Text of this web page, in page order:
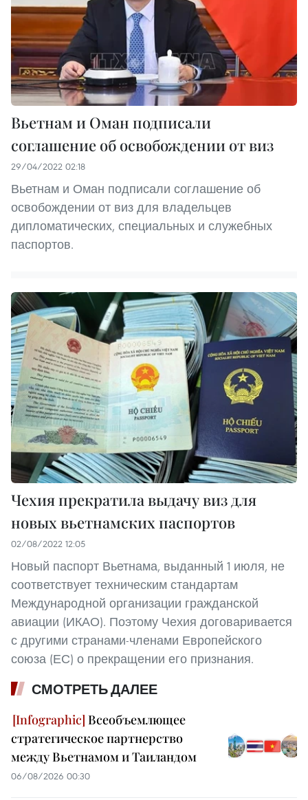
Вьетнам и Оман подписали
соглашение об освобождении от виз
29/04/2022 02:18
Вьетнам и Оман подписали соглашение об
освобождении от виз для владельцев
дипломатических, специальных и служебных
паспортов.
Чехия прекратила выдачу виз для
новых вьетнамских паспортов
02/08/2022 12:05
Новый паспорт Вьетнама, выданный 1 июля, не
соответствует техническим стандартам
Международной организации гражданской
авиации (ИКАО). Поэтому Чехия договаривается
с другими странами-членами Европейского
союза (ЕС) о прекращении его признания.
СМОТРЕТЬ ДАЛЕЕ
Всеобъемлющее
стратегическое партнерство
между Вьетнамом и Таиландом
06/08/2026 00:30